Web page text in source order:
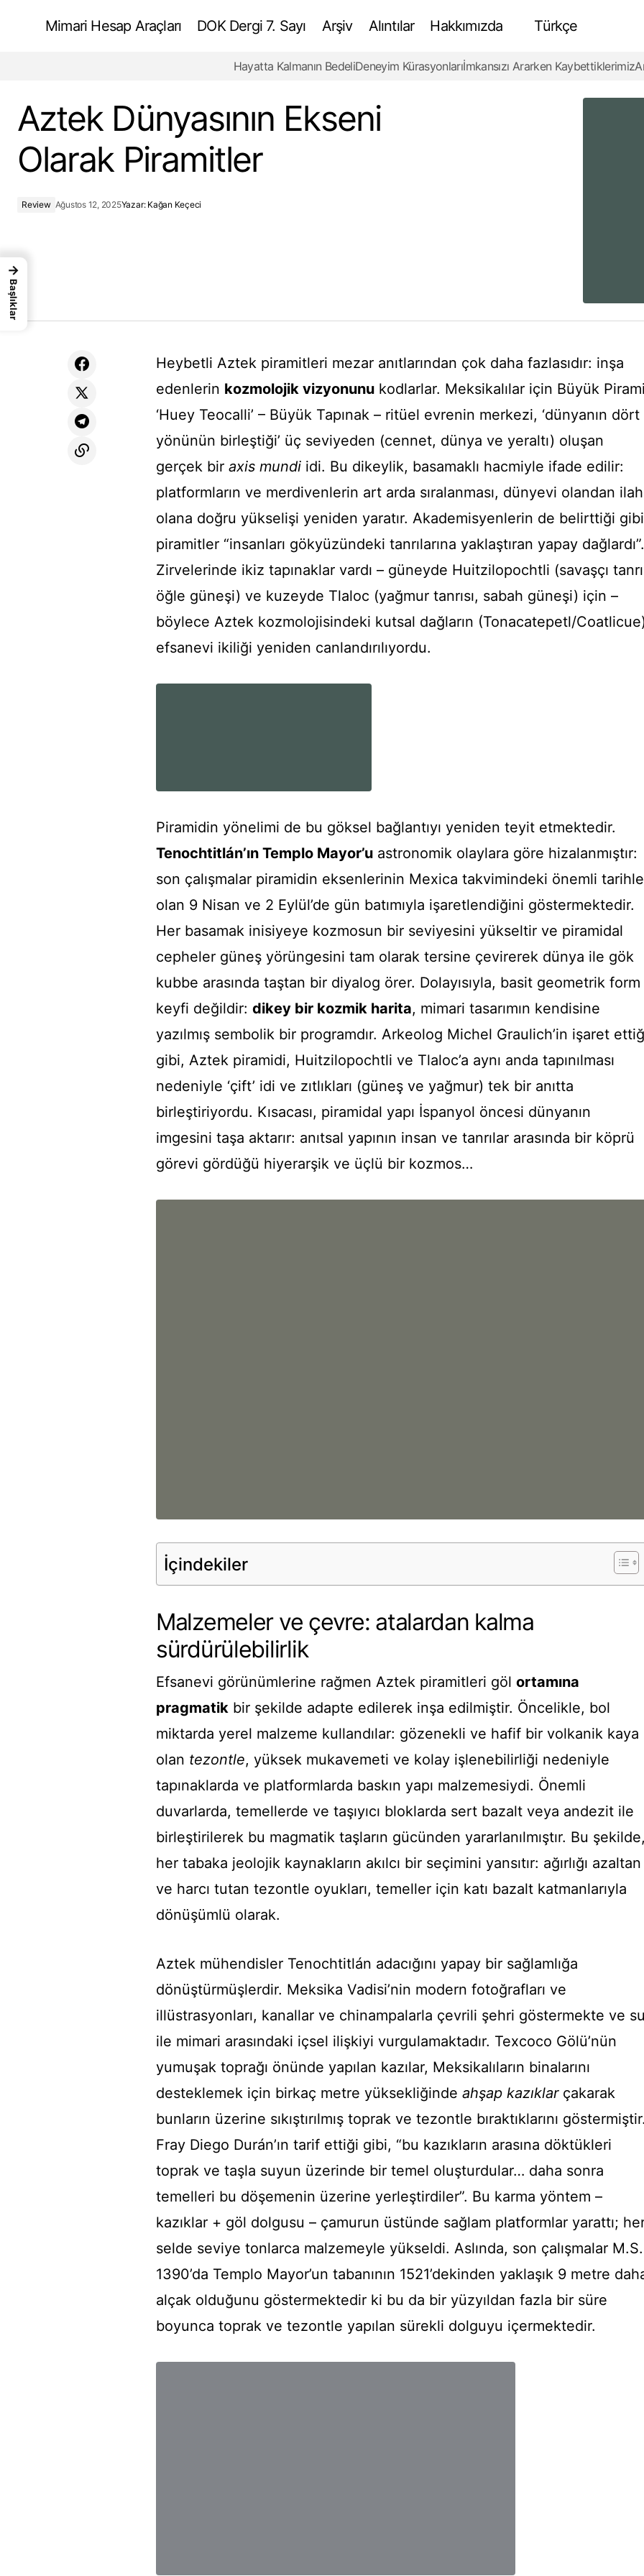
Mimari Hesap Araçları DOK Dergi 7. Sayı Arşiv Alıntılar Hakkımızda Türkçe
Review Aztek Dünyasının Ekseni Olarak Piramitler
Hayatta Kalmanın BedeliDeneyim Kürasyonlarıİmkansızı Ararken Kaybettiklerimiz
Aztek Dünyasının Ekseni
Olarak Piramitler
Review Ağustos 12, 2025Yazar: Kağan Keçeci
Heybetli Aztek piramitleri mezar anıtlarından çok daha fazlasıdır: inşa
edenlerin kozmolojik vizyonunu kodlarlar. Meksikalılar için Büyük
‘Huey Teocalli’ – Büyük Tapınak – ritüel evrenin merkezi, ‘dünyanın dört
yönünün birleştiği’ üç seviyeden (cennet, dünya ve yeraltı) oluşan
gerçek bir axis mundi idi. Bu dikeylik, basamaklı hacmiyle ifade edilir:
platformların ve merdivenlerin art arda sıralanması, dünyevi olandan
olana doğru yükselişi yeniden yaratır. Akademisyenlerin de belirttiği
piramitler “insanları gökyüzündeki tanrılarına yaklaştıran yapay dağlardı”.
Zirvelerinde ikiz tapınaklar vardı – güneyde Huitzilopochtli (savaşçı
öğle güneşi) ve kuzeyde Tlaloc (yağmur tanrısı, sabah güneşi) için –
böylece Aztek kozmolojisindeki kutsal dağların (Tonacatepetl/
efsanevi ikiliği yeniden canlandırılıyordu.
Piramidin yönelimi de bu göksel bağlantıyı yeniden teyit etmektedir.
Tenochtitlán’ın Templo Mayor’u astronomik olaylara göre hizalanmıştır:
son çalışmalar piramidin eksenlerinin Mexica takvimindeki önemli
olan 9 Nisan ve 2 Eylül’de gün batımıyla işaretlendiğini göstermektedir.
Her basamak inisiyeye kozmosun bir seviyesini yükseltir ve piramidal
cepheler güneş yörüngesini tam olarak tersine çevirerek dünya ile gök
kubbe arasında taştan bir diyalog örer. Dolayısıyla, basit geometrik form
keyfi değildir: dikey bir kozmik harita, mimari tasarımın kendisine
yazılmış sembolik bir programdır. Arkeolog Michel Graulich’in işaret
gibi, Aztek piramidi, Huitzilopochtli ve Tlaloc’a aynı anda tapınılması
nedeniyle ‘çift’ idi ve zıtlıkları (güneş ve yağmur) tek bir anıtta
birleştiriyordu. Kısacası, piramidal yapı İspanyol öncesi dünyanın
imgesini taşa aktarır: anıtsal yapının insan ve tanrılar arasında bir köprü
görevi gördüğü hiyerarşik ve üçlü bir kozmos…
İçindekiler
Malzemeler ve çevre: atalardan kalma
sürdürülebilirlik
Efsanevi görünümlerine rağmen Aztek piramitleri göl ortamına
pragmatik bir şekilde adapte edilerek inşa edilmiştir. Öncelikle, bol
miktarda yerel malzeme kullandılar: gözenekli ve hafif bir volkanik kaya
olan tezontle, yüksek mukavemeti ve kolay işlenebilirliği nedeniyle
tapınaklarda ve platformlarda baskın yapı malzemesiydi. Önemli
duvarlarda, temellerde ve taşıyıcı bloklarda sert bazalt veya andezit ile
birleştirilerek bu magmatik taşların gücünden yararlanılmıştır. Bu
her tabaka jeolojik kaynakların akılcı bir seçimini yansıtır: ağırlığı azaltan
ve harcı tutan tezontle oyukları, temeller için katı bazalt katmanlarıyla
dönüşümlü olarak.
Aztek mühendisler Tenochtitlán adacığını yapay bir sağlamlığa
dönüştürmüşlerdir. Meksika Vadisi’nin modern fotoğrafları ve
illüstrasyonları, kanallar ve chinampalarla çevrili şehri göstermekte ve
ile mimari arasındaki içsel ilişkiyi vurgulamaktadır. Texcoco Gölü’nün
yumuşak toprağı önünde yapılan kazılar, Meksikalıların binalarını
desteklemek için birkaç metre yüksekliğinde ahşap kazıklarçakarak
bunların üzerine sıkıştırılmış toprak ve tezontle bıraktıklarını
Fray Diego Durán’ın tarif ettiği gibi, “bu kazıkların arasına döktükleri
toprak ve taşla suyun üzerinde bir temel oluşturdular… daha sonra
temelleri bu döşemenin üzerine yerleştirdiler”. Bu karma yöntem –
kazıklar + göl dolgusu – çamurun üstünde sağlam platformlar yarattı;
selde seviye tonlarca malzemeyle yükseldi. Aslında, son çalışmalar M.S.
1390’da Templo Mayor’un tabanının 1521’dekinden yaklaşık 9 metre
alçak olduğunu göstermektedir ki bu da bir yüzyıldan fazla bir süre
boyunca toprak ve tezontle yapılan sürekli dolguyu içermektedir.
→
Başlıklar